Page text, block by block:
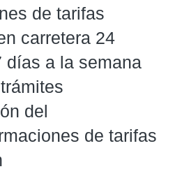
de tarifas
carretera 24
días a la semana
del
de tarifas